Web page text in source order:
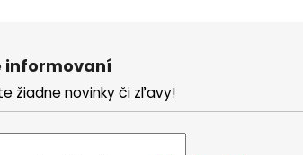
informovaní
žiadne novinky či zľavy!